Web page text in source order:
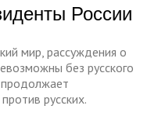
России
мир, рассуждения о
без русского
русских.